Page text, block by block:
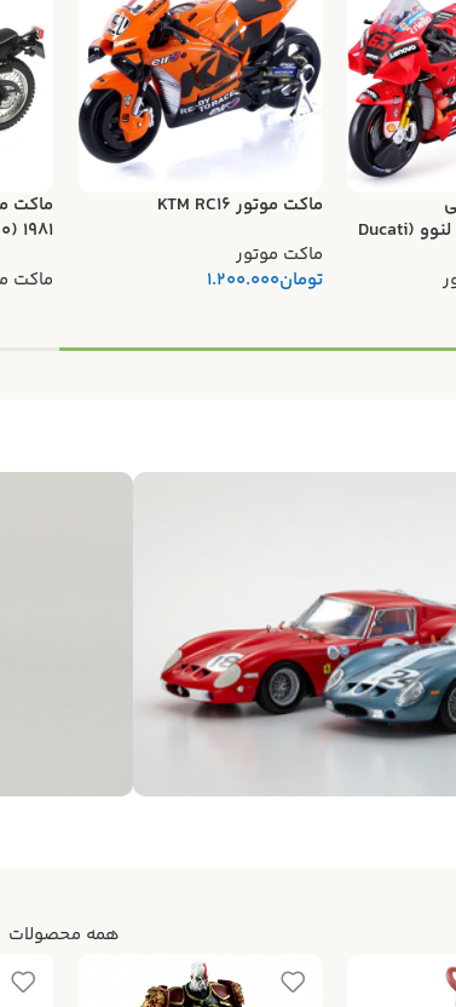
دسموسدیچی تیم لنوو (Ducati
ماکت موتور KTM RC16
ماکت موتور
تومان1.200.000
۱۹۸۱ (Yamaha XT 500)
ماکت
همه محصولات